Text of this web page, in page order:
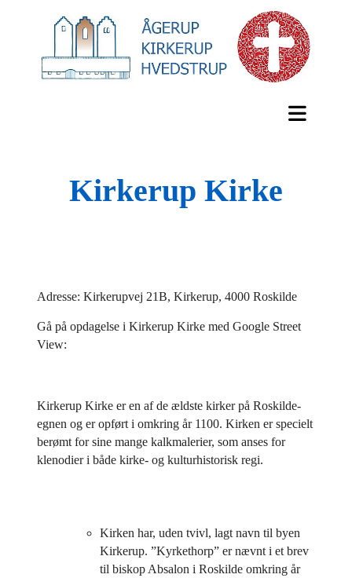
Kirkerup Kirke
Adresse: Kirkerupvej 21B, Kirkerup, 4000 Roskilde
Gå på opdagelse i Kirkerup Kirke med Google Street
View:
Kirkerup Kirke er en af de ældste kirker på Roskilde-
egnen og er opført i omkring år 1100. Kirken er specielt
berømt for sine mange kalkmalerier, som anses for
klenodier i både kirke- og kulturhistorisk regi.
Kirken har, uden tvivl, lagt navn til byen
Kirkerup. ”Kyrkethorp” er nævnt i et brev
til biskop Absalon i Roskilde omkring år